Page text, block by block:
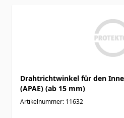
Drahtrichtwinkel für den
(APAE) (ab 15 mm)
Artikelnummer: 11632